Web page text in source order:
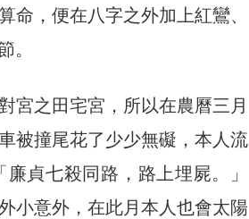
命，便在八字之外加上紅鸞、
。
宮之田宅宮，所以在農曆三月
被撞尾花了少少無礙，本人流
貞七殺同路，路上埋屍。」
小意外，在此月本人也會太陽